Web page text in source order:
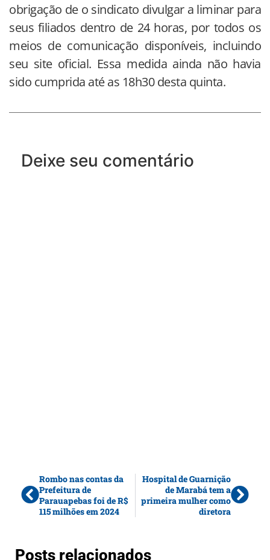
obrigação de o sindicato divulgar a liminar para
seus filiados dentro de 24 horas, por todos os
meios de comunicação disponíveis, incluindo
seu site oficial. Essa medida ainda não havia
sido cumprida até as 18h30 desta quinta.
Deixe seu comentário
Rombo nas contas da
Prefeitura de
Parauapebas foi de R$
115 milhões em 2024
Hospital de Guarnição
de Marabá tem a
primeira mulher como
diretora
Posts relacionados